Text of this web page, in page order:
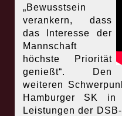
„Bewusstsein
verankern, dass
das Interesse der
Mannschaft
höchste Priorität
genießt“. Den
weiteren
Hamburger SK in
Leistungen der